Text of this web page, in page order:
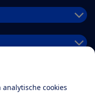
cookies